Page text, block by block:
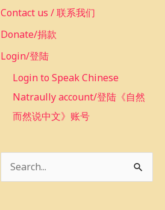
Contact us / 联系我们
Donate/捐款
Login/登陆
Login to Speak Chinese
Natraully account/登陆《自然
而然说中文》账号